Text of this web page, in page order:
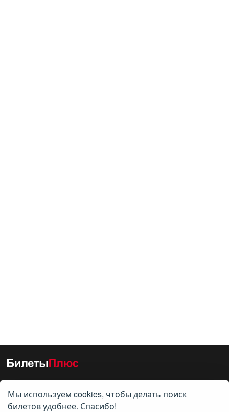
О нас
Мы используем cookies, чтобы делать поиск
билетов удобнее. Спасибо!